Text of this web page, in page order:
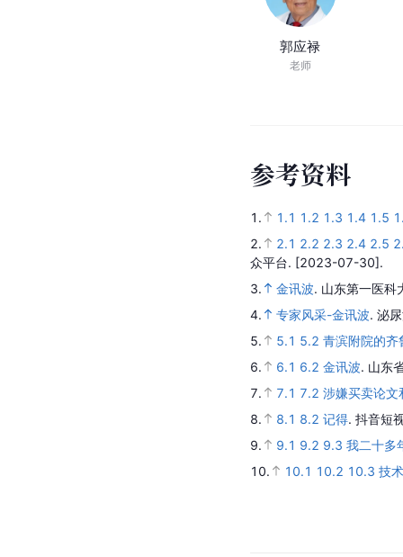
郭应禄
老师
参考资料
1. 1.1 1.2 1.3 1.4 1.5
2.
2.1 2.2 2.3 2.4 2.5
众平台. [2023-07-30].
3.
金讯波. 山东第一医科
4.
专家风采-金讯波. 泌
5.
5.1 5.2 青滨附院的齐
6.
6.1 6.2 金讯波. 山东
7.
7.1 7.2 涉嫌买卖论文
8.
8.1 8.2 记得. 抖音短
9.
9.1 9.2 9.3 我二十多
10.
10.1 10.2 10.3 技